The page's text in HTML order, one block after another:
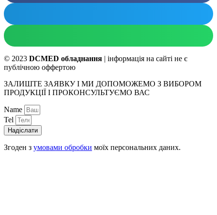
© 2023 DCMED обладнання | інформація на сайті не є
публічною оффертою
ЗАЛИШТЕ ЗАЯВКУ І МИ ДОПОМОЖЕМО З ВИБОРОМ
ПРОДУКЦІЇ І ПРОКОНСУЛЬТУЄМО ВАС
Name
Tel
Надіслати
Згоден з умовами обробки моїх персональних даних.